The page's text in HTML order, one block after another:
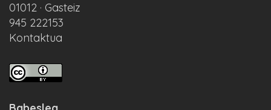
01012 · Gasteiz
945 222153
Kontaktua